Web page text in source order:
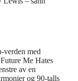
verden med
Me Hates
av en
og 90-talls